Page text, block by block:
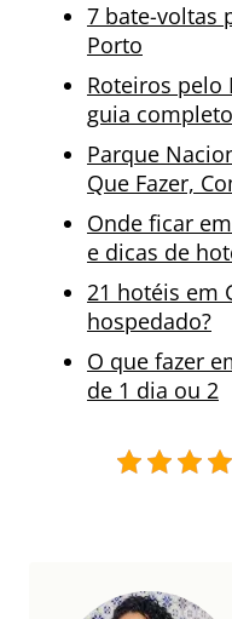
7 bate-voltas
Porto
Roteiros pelo
guia
Parque
Que Fazer,
Onde ficar
e dicas de
21 hotéis em
hospedado?
O que fazer
de 1 dia ou 2